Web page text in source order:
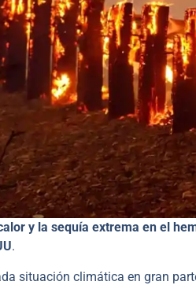
y la sequía extrema en el
.
situación climática en gran